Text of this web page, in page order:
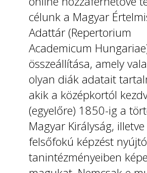
célunk a Magyar
Adattár (Repertorium
Academicum
összeállítása, amely
olyan diák adatait
akik a középkortól
(egyelőre) 1850-ig a
Magyar Királyság,
felsőfokú képzést nyújtó
tanintézményeiben